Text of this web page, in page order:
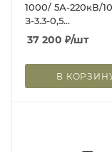
1000/ 5А-220кВ/
З-3.3-0,5
прибор,
96х96 мм
37 200 ₽/шт
В